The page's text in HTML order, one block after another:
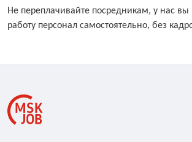
Не переплачивайте посредникам, у нас вы
работу персонал самостоятельно, без